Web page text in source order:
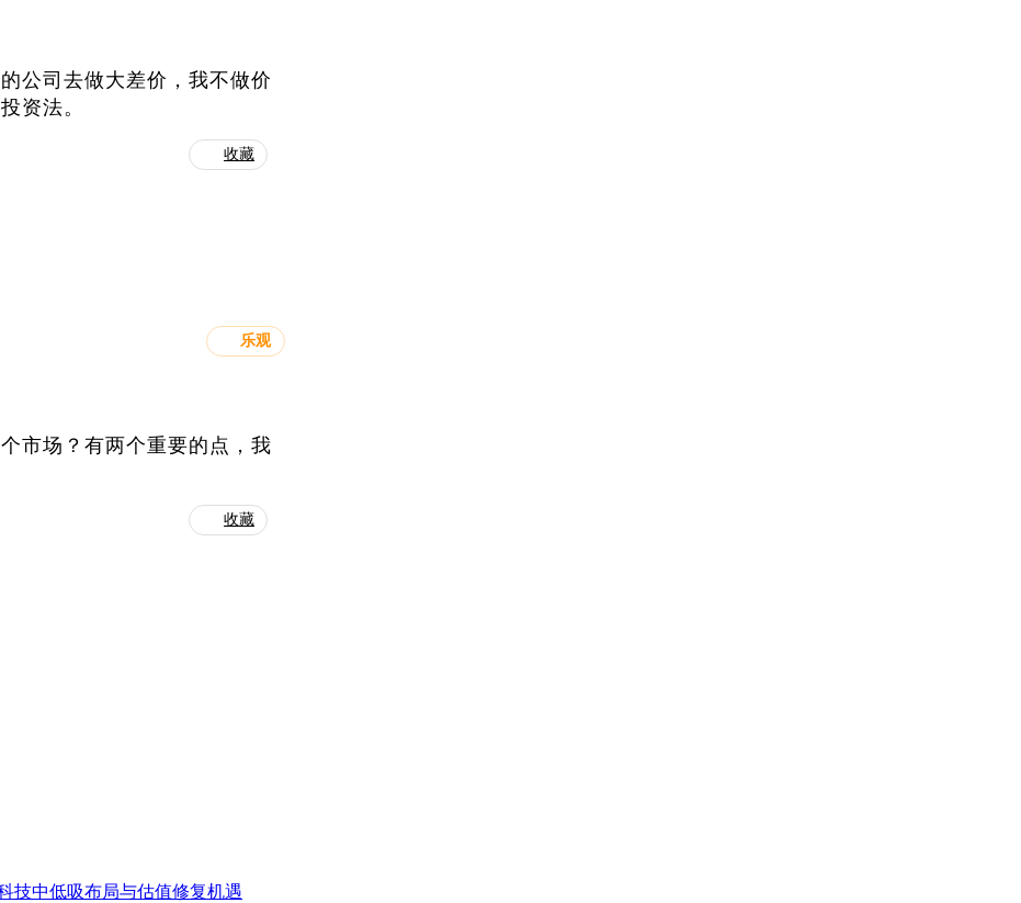
公司去做大差价，我不做价
资法。
收藏
乐观
市场？有两个重要的点，我
收藏
技中低吸布局与估值修复机遇